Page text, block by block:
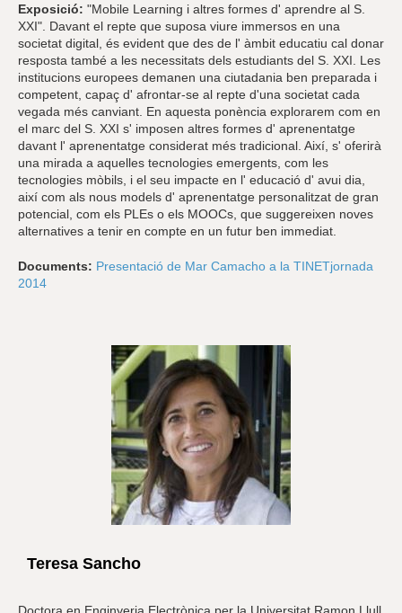
Exposició: "Mobile Learning i altres formes d' aprendre al S.
XXI". Davant el repte que suposa viure immersos en una
societat digital, és evident que des de l' àmbit educatiu cal donar
resposta també a les necessitats dels estudiants del S. XXI. Les
institucions europees demanen una ciutadania ben preparada i
competent, capaç d' afrontar-se al repte d'una societat cada
vegada més canviant. En aquesta ponència explorarem com en
el marc del S. XXI s' imposen altres formes d' aprenentatge
davant l' aprenentatge considerat més tradicional. Així, s' oferirà
una mirada a aquelles tecnologies emergents, com les
tecnologies mòbils, i el seu impacte en l' educació d' avui dia,
així com als nous models d' aprenentatge personalitzat de gran
potencial, com els PLEs o els MOOCs, que suggereixen noves
alternatives a tenir en compte en un futur ben immediat.
Documents: Presentació de Mar Camacho a la TINETjornada
2014
Teresa Sancho